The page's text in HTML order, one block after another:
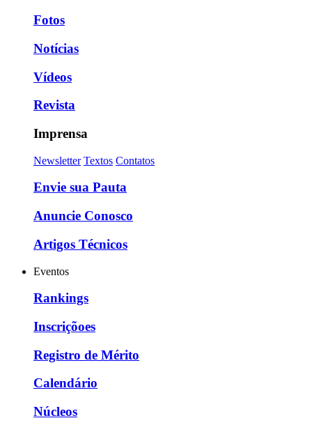
Fotos
Notícias
Vídeos
Revista
Imprensa
Newsletter Textos Contatos
Envie sua Pauta
Anuncie Conosco
Artigos Técnicos
Eventos
Rankings
Inscriçõoes
Registro de Mérito
Calendário
Núcleos